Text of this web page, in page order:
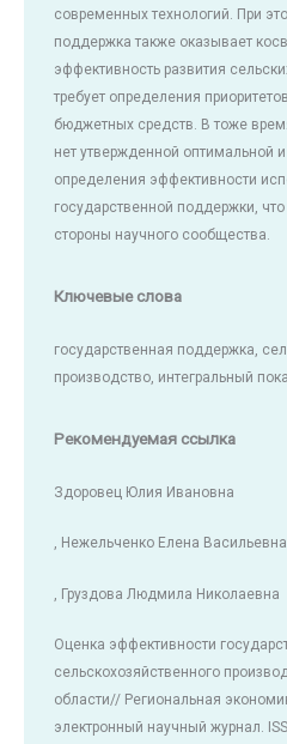
современных технологий. При
поддержка также оказывает
эффективность развития
требует определения
бюджетных средств. В тоже
нет утвержденной оптимальной
определения эффективности
государственной поддержки,
стороны научного сообщества.
Ключевые слова
государственная поддержка,
производство, интегральный
Рекомендуемая ссылка
Здоровец Юлия Ивановна
, Нежельченко Елена Васильевна
, Груздова Людмила Николаевна
Оценка эффективности
сельскохозяйственного
области// Региональная
электронный научный журнал.